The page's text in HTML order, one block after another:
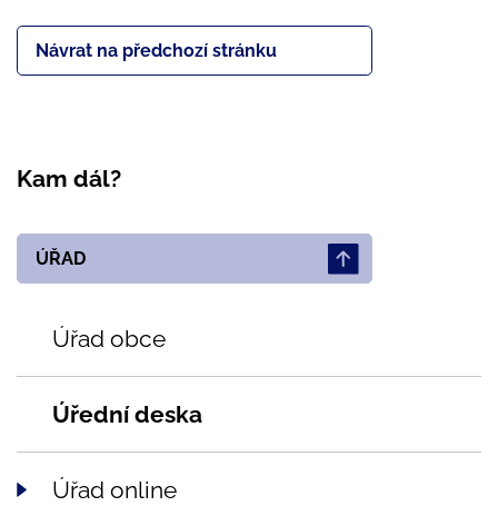
Návrat na předchozí stránku
Kam dál?
ÚŘAD
Úřad obce
Úřední deska
Úřad online